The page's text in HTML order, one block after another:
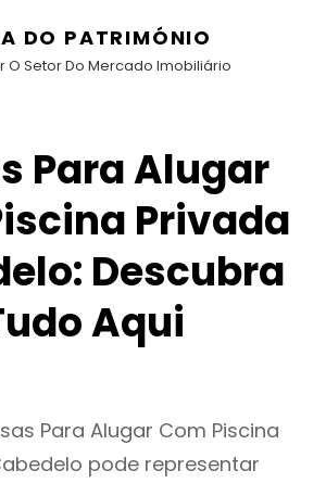
DO PATRIMÓNIO
O Setor Do Mercado Imobiliário
Para Alugar
Privada
Descubra
Aqui
Para Alugar Com Piscina
pode representar